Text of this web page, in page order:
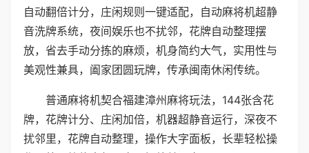
自动翻倍计分，庄闲规则一键适配，自动麻将机超静
音洗牌系统，夜间娱乐也不扰邻，花牌自动整理摆
放，省去手动分拣的麻烦，机身简约大气，实用性与
美观性兼具，阖家团圆玩牌，传承闽南休闲传统。
普通麻将机契合福建漳州麻将玩法，144张含花
牌，花牌计分、庄闲加倍，机器超静音运行，深夜不
扰邻里，花牌自动整理，操作大字面板，长辈轻松操